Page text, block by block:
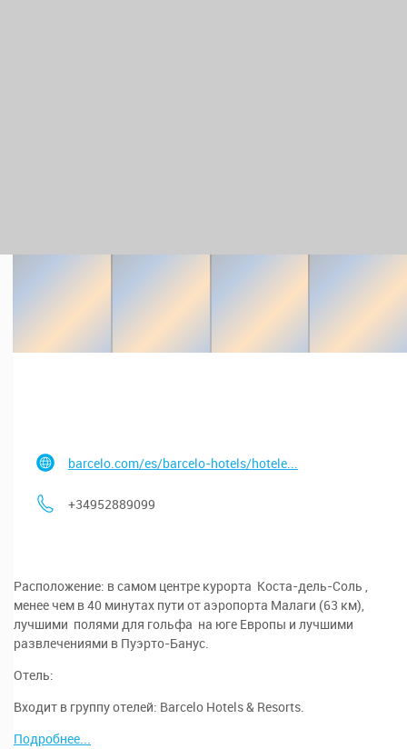
barcelo.com/es/barcelo-hotels/hotele...
+34952889099
Расположение: в самом центре курорта Коста-дель-Соль ,
менее чем в 40 минутах пути от аэропорта Малаги (63 км),
лучшими полями для гольфа на юге Европы и лучшими
развлечениями в Пуэрто-Банус.
Отель:
Входит в группу отелей: Barcelo Hotels & Resorts.
Подробнее...